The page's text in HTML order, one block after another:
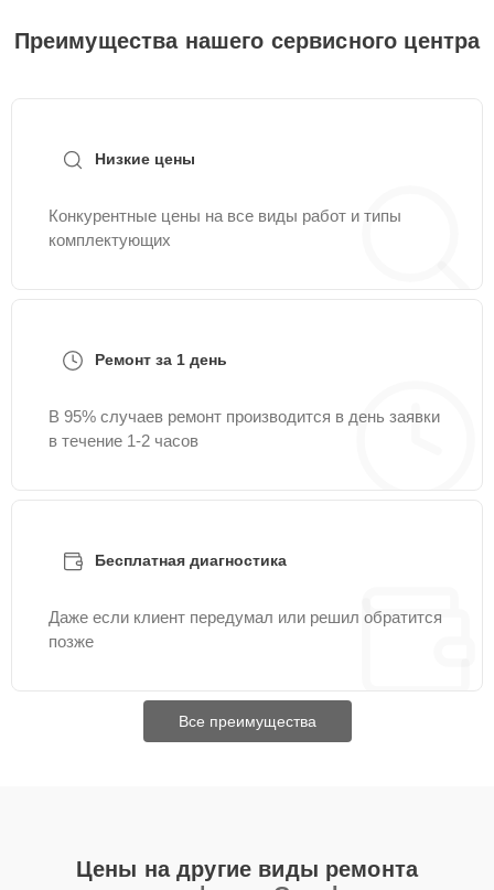
Преимущества нашего сервисного центра
Низкие цены
Конкурентные цены на все виды работ и типы
комплектующих
Ремонт за 1 день
В 95% случаев ремонт производится в день заявки
в течение 1-2 часов
Бесплатная диагностика
Даже если клиент передумал или решил обратится
позже
Все преимущества
Цены на другие виды ремонта